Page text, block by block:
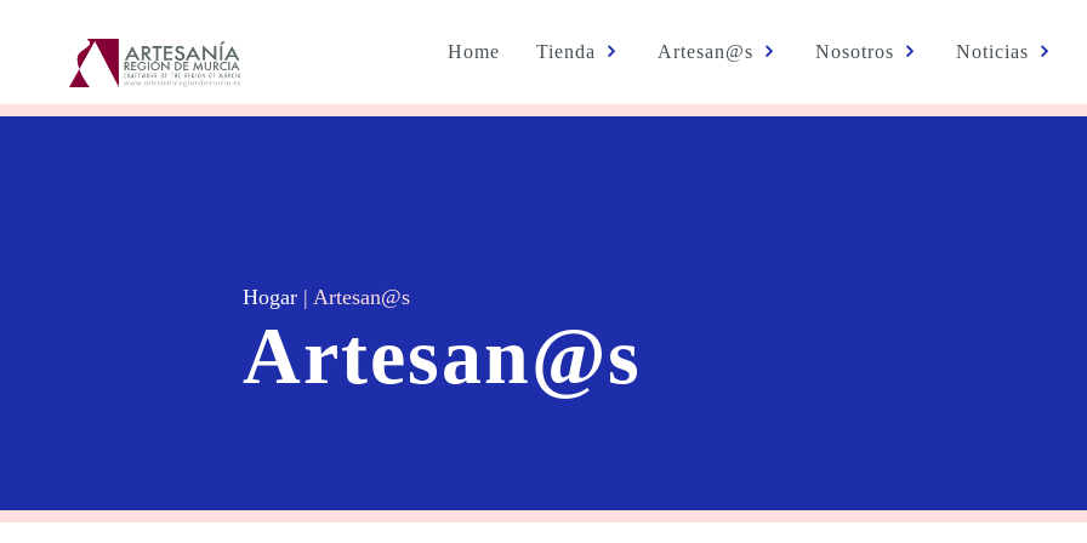
Home Tienda Artesan@s Nosotros Noticias
Hogar | Artesan@s
Artesan@s